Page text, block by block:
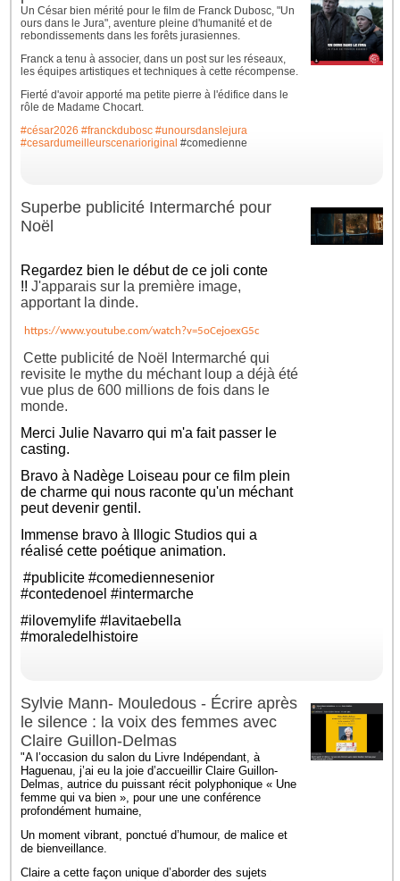
Un César bien mérité pour le film de Franck Dubosc, "Un
ours dans le Jura", aventure pleine d'humanité et de
rebondissements dans les forêts jurasiennes.
Franck a tenu à associer, dans un post sur les réseaux,
les équipes artistiques et techniques à cette récompense.
Fierté d'avoir apporté ma petite pierre à l'édifice dans le
rôle de Madame Chocart.
#césar2026 #franckdubosc #unoursdanslejura
#cesardumeilleurscenarioriginal #comedienne
Superbe publicité Intermarché pour
Noël
Regardez bien le début de ce joli conte
!!J'apparais sur la première image,
apportant la dinde.
https://www.youtube.com/watch?v=5oCejoexG5c
Cette publicité de Noël Intermarché qui
revisite le mythe du méchant loup a déjà été
vue plus de 600 millions de fois dans le
monde.
MerciJulie Navarro qui m'a fait passer le
casting.
Bravo à Nadège Loiseau pour ce film plein
de charme qui nous raconte qu'un méchant
peut devenir gentil.
Immense bravo à Illogic Studios qui a
réalisé cette poétique animation.
#publicite #comediennesenior
#contedenoel #intermarche
#ilovemylife #lavitaebella
#moraledelhistoire
Sylvie Mann- Mouledous - Écrire après
le silence : la voix des femmes avec
Claire Guillon-Delmas
"A l’occasion du salon du Livre Indépendant, à
Haguenau, j’ai eu la joie d’accueillir Claire Guillon-
Delmas, autrice du puissant récit polyphonique « Une
femme qui va bien », pour une une conférence
profondément humaine,
Un moment vibrant, ponctué d’humour, de malice et
de bienveillance.
Claire a cette façon unique d’aborder des sujets